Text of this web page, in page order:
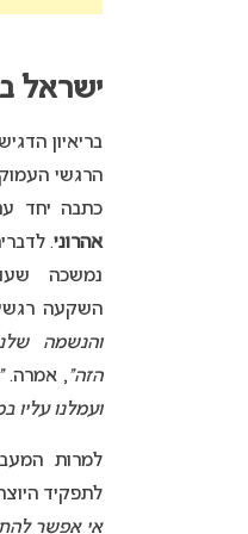
ישראל
בריאיון
הרגשי
כתבה יחד
אהרוני.
נמשכה
השקעה
והנשמה
הזה”, אמרה.
ועמלנו עליו
למרות
לתפקיד
אי אפשר